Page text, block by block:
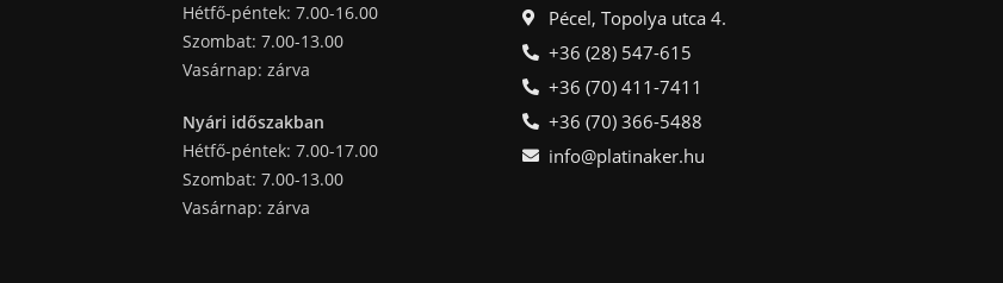
Hétfő-péntek: 7.00-16.00
Szombat: 7.00-13.00
Vasárnap: zárva
Nyári időszakban
Hétfő-péntek: 7.00-17.00
Szombat: 7.00-13.00
Vasárnap: zárva
Pécel, Topolya utca 4.
+36 (28) 547-615
+36 (70) 411-7411
+36 (70) 366-5488
info@platinaker.hu